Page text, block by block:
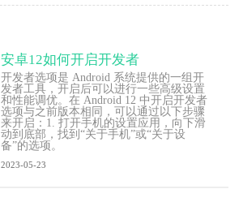
安卓12如何开启开发者
开发者选项是 Android 系统提供的一组开
发者工具，开启后可以进行一些高级设置
和性能调优。在 Android 12 中开启开发者
选项与之前版本相同，可以通过以下步骤
来开启：1. 打开手机的设置应用，向下滑
动到底部，找到“关于手机”或“关于设
备”的选项。
2023-05-23